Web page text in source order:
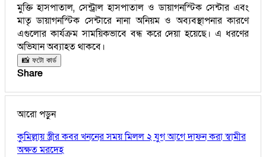
মুক্তি হাসপাতাল, সেন্ট্রাল হাসপাতাল ও ডায়াগনস্টিক সেন্টার এবং
মাতৃ ডায়াগনস্টিক সেন্টারে নানা অনিয়ম ও অব্যবস্থাপনার কারণে
এগুলোর কার্যক্রম সাময়িকভাবে বন্ধ করে দেয়া হয়েছে। এ ধরণের
অভিযান অব্যাহত থাকবে।
📸 ফটো কার্ড
Share
আরো পড়ুন
কুমিল্লায় স্ত্রীর কবর খননের সময় মিলল ২ যুগ আগে দাফন করা স্বামীর
অক্ষত মরদেহ